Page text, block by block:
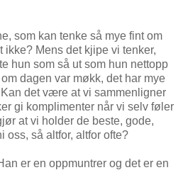
som kan tenke så mye fint om
ikke? Mens det kjipe vi tenker,
hun som så ut som hun nettopp
dagen var møkk, det har mye
det være at vi sammenligner
gi komplimenter når vi selv føler
at vi holder de beste, gode,
oss, så altfor, altfor ofte?
er en oppmuntrer og det er en